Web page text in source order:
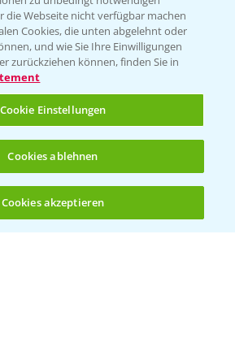
(noch 4)
Sie uns
Datenschutzerklärung
die Webseite nicht verfügbar machen
Cookies, die unten abgelehnt oder
und wie Sie Ihre Einwilligungen
zurückziehen können, finden Sie in
Cookie Einstellungen
Cookies ablehnen
Cookies akzeptieren